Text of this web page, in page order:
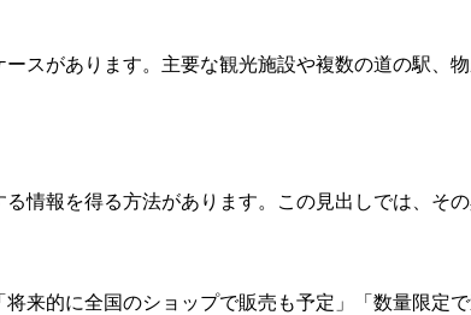
スがあります。主要な観光施設や複数の道の駅、
情報を得る方法があります。この見出しでは、そ
来的に全国のショップで販売も予定」「数量限定